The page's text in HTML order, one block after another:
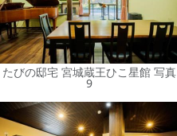
たびの邸宅 宮城蔵王ひこ星館 写真
9